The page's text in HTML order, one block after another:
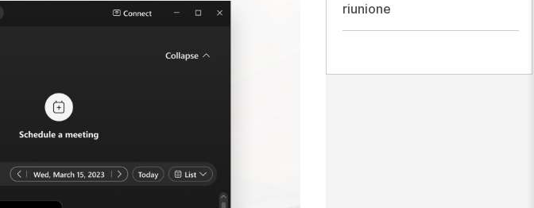
riunione